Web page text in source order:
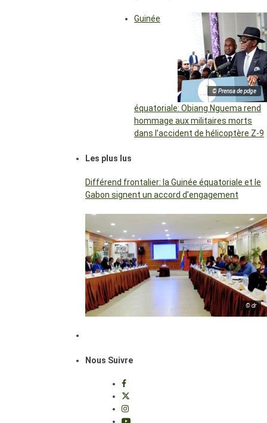
© Prensa de pdge
Guinée
équatoriale: Obiang Nguema rend
hommage aux militaires morts
dans l’accident de hélicoptère Z-9
Les plus lus
Différend frontalier: la Guinée équatoriale et le
Gabon signent un accord d’engagement
© dr
Nous Suivre